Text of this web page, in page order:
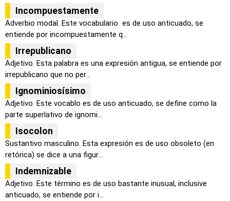
Incompuestamente
Adverbio modal. Este vocabulario es de uso anticuado, se
entiende por incompuestamente q...
Irrepublicano
Adjetivo. Esta palabra es una expresión antigua, se entiende por
irrepublicano que no per...
Ignominiosísimo
Adjetivo. Este vocablo es de uso anticuado, se define como la
parte superlativo de ignomi...
Isocolon
Sustantivo masculino. Esta expresión es de uso obsoleto (en
retórica) se dice a una figur...
Indemnizable
Adjetivo. Este término es de uso bastante inusual, inclusive
anticuado, se entiende por i...